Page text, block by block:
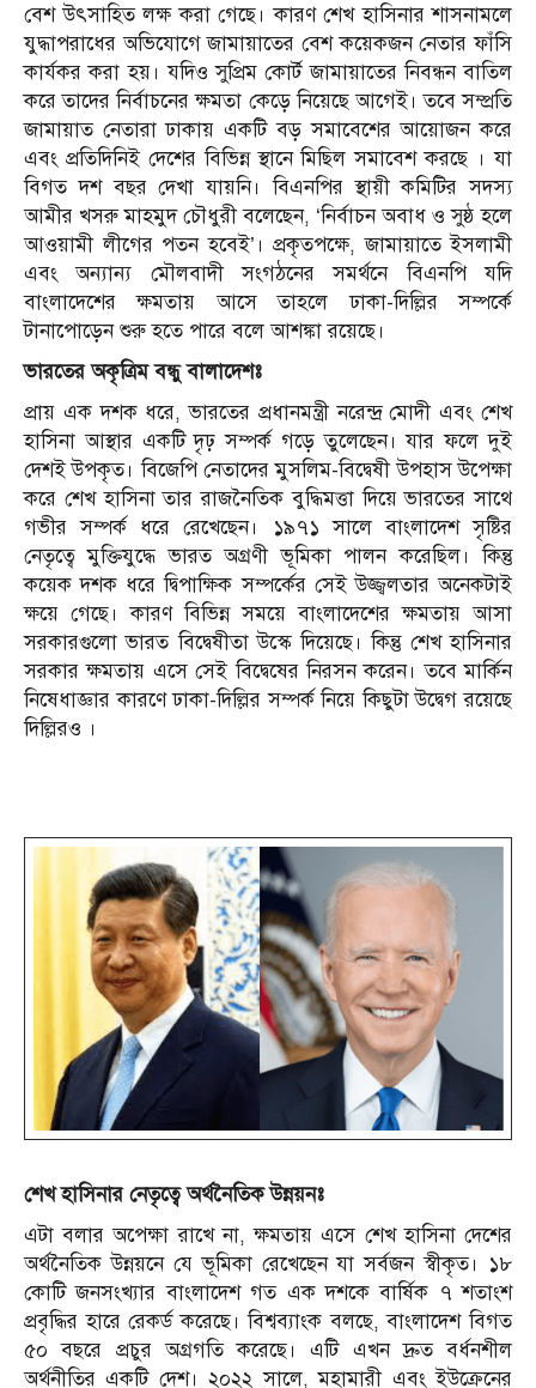
বেশ উৎসাহিত লক্ষ করা গেছে। কারণ শেখ হাসিনার শাসনামলে
যুদ্ধাপরাধের অভিযোগে জামায়াতের বেশ কয়েকজন নেতার ফাঁসি
কার্যকর করা হয়। যদিও সুপ্রিম কোর্ট জামায়াতের নিবন্ধন বাতিল
করে তাদের নির্বাচনের ক্ষমতা কেড়ে নিয়েছে আগেই। তবে সম্প্রতি
জামায়াত নেতারা ঢাকায় একটি বড় সমাবেশের আয়োজন করে
এবং প্রতিদিনিই দেশের বিভিন্ন স্থানে মিছিল সমাবেশ করছে । যা
বিগত দশ বছর দেখা যায়নি।
বিএনপির স্থায়ী কমিটির সদস্য
আমীর খসরু মাহমুদ চৌধুরী বলেছেন, ‘নির্বাচন অবাধ ও সুষ্ঠ হলে
আওয়ামী লীগের পতন হবেই’। প্রকৃতপক্ষে, জামায়াতে ইসলামী
এবং অন্যান্য মৌলবাদী সংগঠনের সমর্থনে বিএনপি যদি
বাংলাদেশের ক্ষমতায় আসে তাহলে ঢাকা-দিল্লির সম্পর্কে
টানাপোড়েন শুরু হতে পারে বলে আশঙ্কা রয়েছে।
ভারতের অকৃত্রিম বন্ধু বালাদেশঃ
প্রায় এক দশক ধরে, ভারতের প্রধানমন্ত্রী নরেন্দ্র মোদী এবং শেখ
হাসিনা আস্থার একটি দৃঢ় সম্পর্ক গড়ে তুলেছেন। যার ফলে দুই
দেশই উপকৃত। বিজেপি নেতাদের মুসলিম-বিদ্বেষী উপহাস উপেক্ষা
করে শেখ হাসিনা তার রাজনৈতিক বুদ্ধিমত্তা দিয়ে ভারতের সাথে
গভীর সম্পর্ক ধরে রেখেছেন। ১৯৭১ সালে বাংলাদেশ সৃষ্টির
নেতৃত্বে মুক্তিযুদ্ধে ভারত অগ্রণী ভূমিকা পালন করেছিল। কিন্তু
কয়েক দশক ধরে দ্বিপাক্ষিক সম্পর্কের সেই উজ্জ্বলতার অনেকটাই
ক্ষয়ে গেছে। কারণ বিভিন্ন সময়ে বাংলাদেশের ক্ষমতায় আসা
সরকারগুলো ভারত বিদ্বেষীতা উস্কে দিয়েছে। কিন্তু শেখ হাসিনার
সরকার ক্ষমতায় এসে সেই বিদ্বেষের নিরসন করেন। তবে মার্কিন
নিষেধাজ্ঞার কারণে ঢাকা-দিল্লির সম্পর্ক নিয়ে কিছুটা উদ্বেগ রয়েছে
দিল্লিরও ।
শেখ হাসিনার নেতৃত্বে অর্থনৈতিক উন্নয়নঃ
এটা বলার অপেক্ষা রাখে না, ক্ষমতায় এসে শেখ হাসিনা দেশের
অর্থনৈতিক উন্নয়নে যে ভূমিকা রেখেছেন যা সর্বজন স্বীকৃত। ১৮
কোটি জনসংখ্যার বাংলাদেশ গত এক দশকে বার্ষিক ৭ শতাংশ
প্রবৃদ্ধির হারে রেকর্ড করেছে। বিশ্বব্যাংক বলছে, বাংলাদেশ বিগত
৫০ বছরে প্রচুর অগ্রগতি করেছে। এটি এখন দ্রুত বর্ধনশীল
অর্থনীতির একটি দেশ। ২০২২ সালে, মহামারী এবং ইউক্রেনের